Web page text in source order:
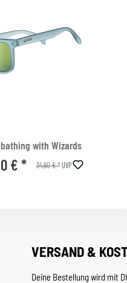
with Wizards
€ * 34,90 € *UVP
VERSAND &
Deine Bestellung wird mit